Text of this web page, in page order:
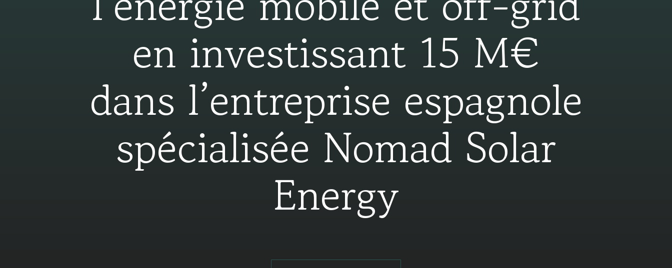
en investissant 15 M€
dans l’entreprise espagnole
spécialisée Nomad Solar
Energy